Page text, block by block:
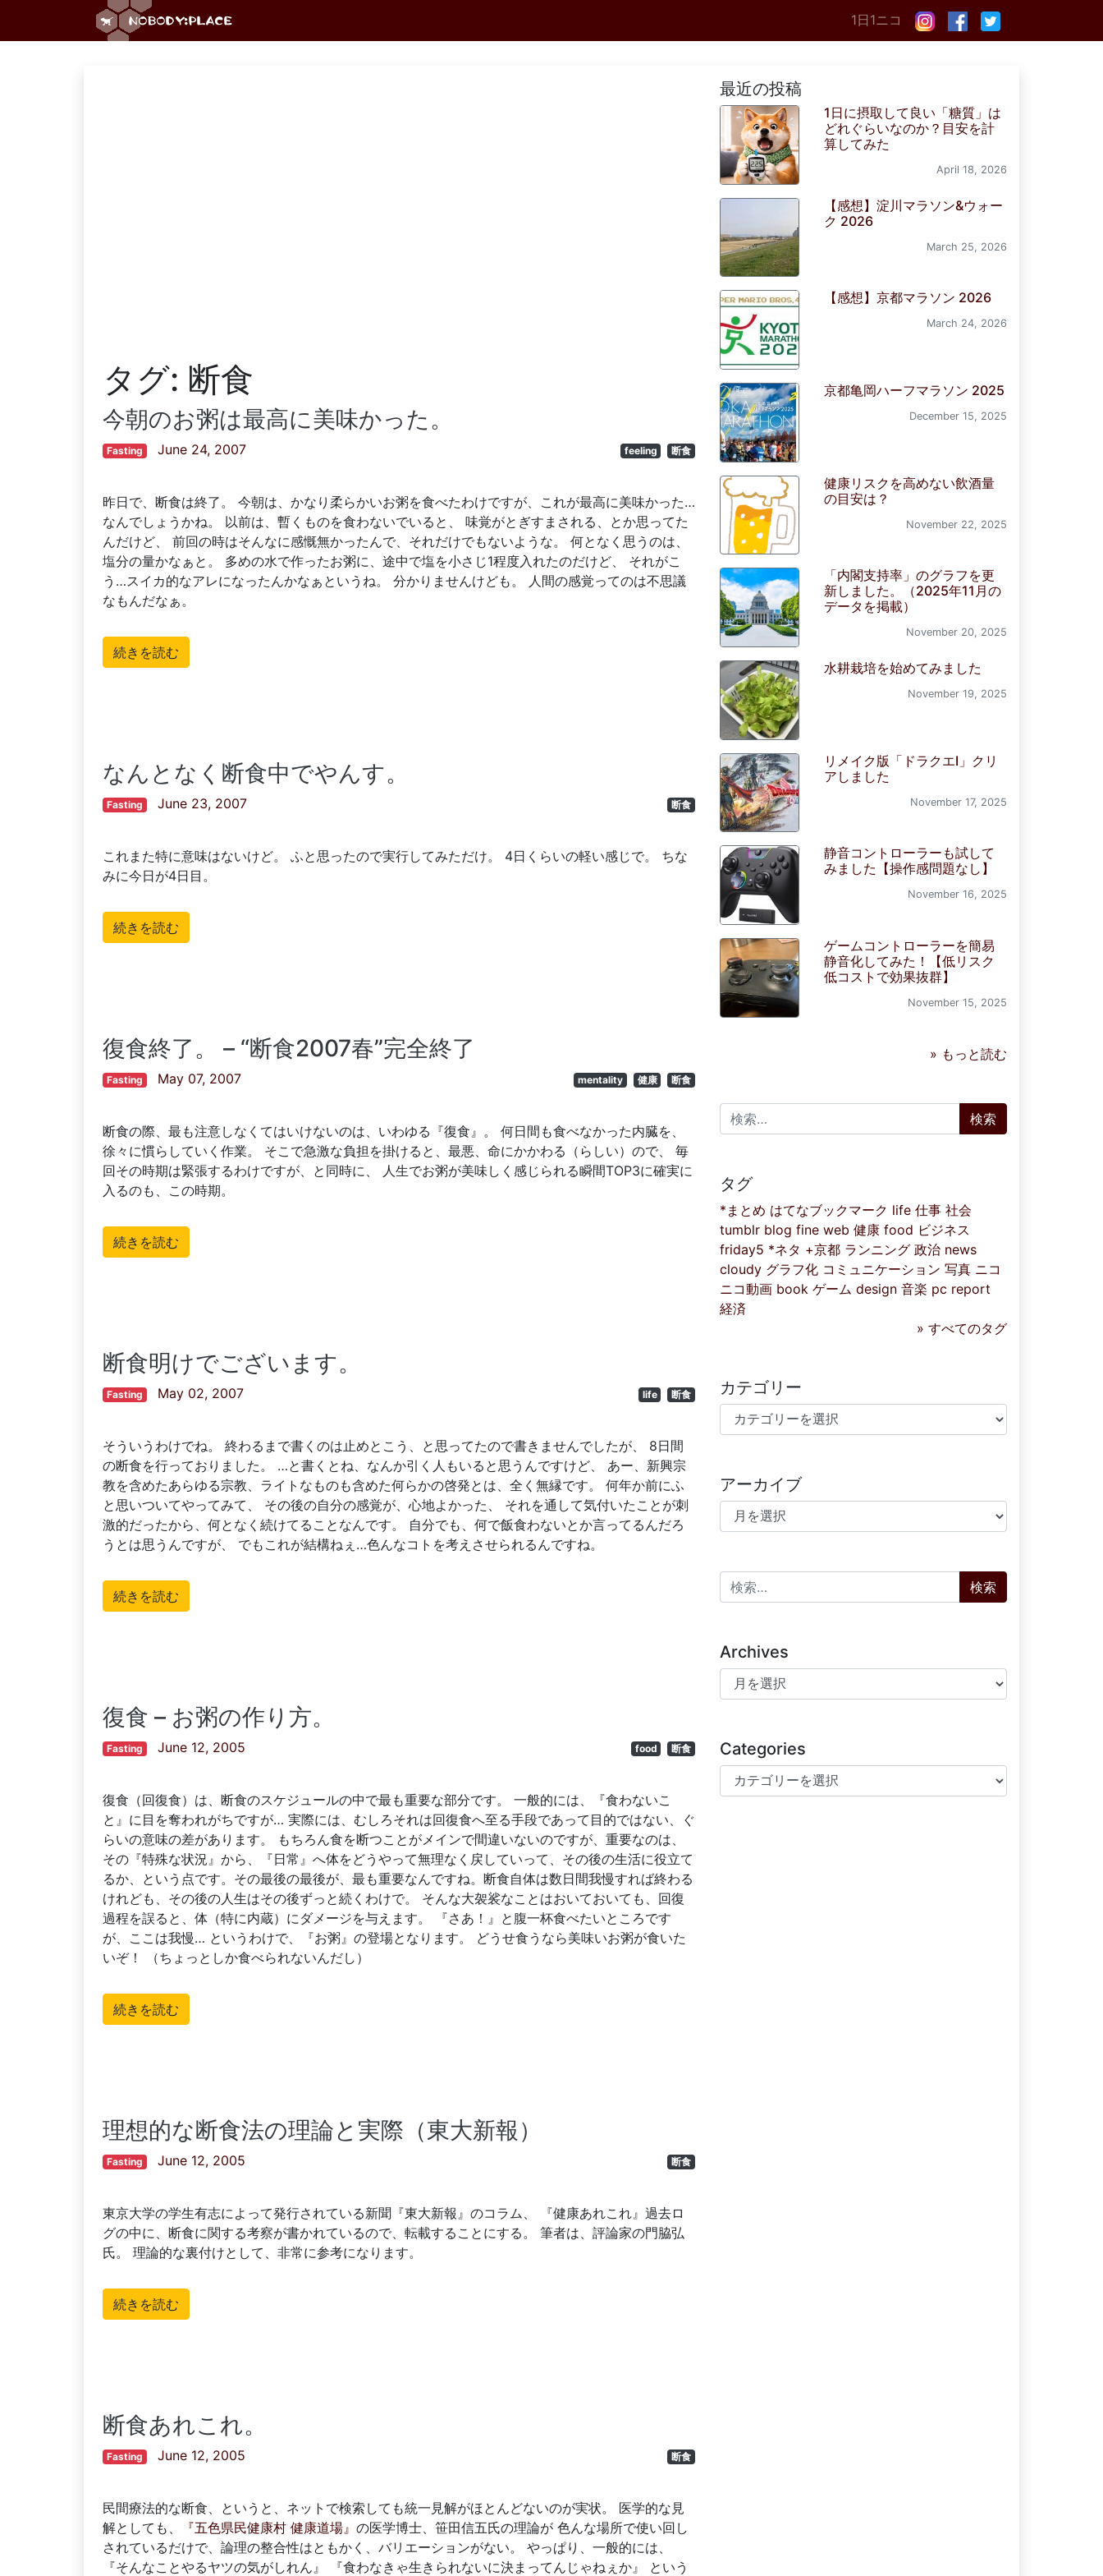
1日1ニコ
タグ: 断食
今朝のお粥は最高に美味かった。
Fasting June 24, 2007 feeling 断食
昨日で、断食は終了。 今朝は、かなり柔らかいお粥を食べたわけですが、これが最高に美味かった…
なんでしょうかね。 以前は、暫くものを食わないでいると、 味覚がとぎすまされる、とか思ってた
んだけど、 前回の時はそんなに感慨無かったんで、それだけでもないような。 何となく思うのは、
塩分の量かなぁと。 多めの水で作ったお粥に、途中で塩を小さじ1程度入れたのだけど、 それがこ
う…スイカ的なアレになったんかなぁというね。 分かりませんけども。 人間の感覚ってのは不思議
なもんだなぁ。
続きを読む
なんとなく断食中でやんす。
Fasting June 23, 2007 断食
これまた特に意味はないけど。 ふと思ったので実行してみただけ。 4日くらいの軽い感じで。 ちな
みに今日が4日目。
続きを読む
復食終了。 – “断食2007春”完全終了
Fasting May 07, 2007 mentality 健康 断食
断食の際、最も注意しなくてはいけないのは、いわゆる『復食』。 何日間も食べなかった内臓を、
徐々に慣らしていく作業。 そこで急激な負担を掛けると、最悪、命にかかわる（らしい）ので、 毎
回その時期は緊張するわけですが、と同時に、 人生でお粥が美味しく感じられる瞬間TOP3に確実に
入るのも、この時期。
続きを読む
断食明けでございます。
Fasting May 02, 2007 life 断食
そういうわけでね。 終わるまで書くのは止めとこう、と思ってたので書きませんでしたが、 8日間
の断食を行っておりました。 …と書くとね、なんか引く人もいると思うんですけど、 あー、新興宗
教を含めたあらゆる宗教、ライトなものも含めた何らかの啓発とは、全く無縁です。 何年か前にふ
と思いついてやってみて、 その後の自分の感覚が、心地よかった、 それを通して気付いたことが刺
激的だったから、何となく続けてることなんです。 自分でも、何で飯食わないとか言ってるんだろ
うとは思うんですが、 でもこれが結構ねぇ…色んなコトを考えさせられるんですね。
続きを読む
復食 – お粥の作り方。
Fasting June 12, 2005 food 断食
復食（回復食）は、断食のスケジュールの中で最も重要な部分です。 一般的には、『食わないこ
と』に目を奪われがちですが… 実際には、むしろそれは回復食へ至る手段であって目的ではない、ぐ
らいの意味の差があります。 もちろん食を断つことがメインで間違いないのですが、重要なのは、
その『特殊な状況』から、『日常』へ体をどうやって無理なく戻していって、その後の生活に役立て
るか、という点です。その最後の最後が、最も重要なんですね。断食自体は数日間我慢すれば終わる
けれども、その後の人生はその後ずっと続くわけで。 そんな大袈裟なことはおいておいても、回復
過程を誤ると、体（特に内蔵）にダメージを与えます。 『さあ！』と腹一杯食べたいところです
が、ここは我慢… というわけで、『お粥』の登場となります。 どうせ食うなら美味いお粥が食いた
いぞ！ （ちょっとしか食べられないんだし）
続きを読む
理想的な断食法の理論と実際（東大新報）
Fasting June 12, 2005 断食
東京大学の学生有志によって発行されている新聞『東大新報』のコラム、 『健康あれこれ』過去ロ
グの中に、断食に関する考察が書かれているので、転載することにする。 筆者は、評論家の門脇弘
氏。 理論的な裏付けとして、非常に参考になります。
続きを読む
断食あれこれ。
Fasting June 12, 2005 断食
民間療法的な断食、というと、ネットで検索しても統一見解がほとんどないのが実状。 医学的な見
解としても、
『五色県民健康村 健康道場』 の医学博士、笹田信五氏の理論が 色んな場所で使い回し
されているだけで、論理の整合性はともかく、バリエーションがない。 やっぱり、一般的には、
『そんなことやるヤツの気がしれん』 『食わなきゃ生きられないに決まってんじゃねぇか』 という
最近の投稿
1日に摂取して良い「糖質」は
どれぐらいなのか？目安を計
算してみた
April 18, 2026
【感想】淀川マラソン&ウォー
ク 2026
March 25, 2026
【感想】京都マラソン 2026
March 24, 2026
京都亀岡ハーフマラソン 2025
December 15, 2025
健康リスクを高めない飲酒量
の目安は？
November 22, 2025
「内閣支持率」のグラフを更
新しました。（2025年11月の
データを掲載）
November 20, 2025
水耕栽培を始めてみました
November 19, 2025
リメイク版「ドラクエI」クリ
アしました
November 17, 2025
静音コントローラーも試して
みました【操作感問題なし】
November 16, 2025
ゲームコントローラーを簡易
静音化してみた！【低リスク
低コストで効果抜群】
November 15, 2025
» もっと読む
検索:
タグ
*まとめ はてなブックマーク life 仕事 社会
tumblr blog fine web 健康 food ビジネス
friday5 *ネタ +京都 ランニング 政治 news
cloudy グラフ化 コミュニケーション 写真 ニコ
ニコ動画 book ゲーム design 音楽 pc report
経済
» すべてのタグ
カテゴリー
カテゴリー
アーカイブ
アーカイブ
検索:
Archives
Archives
Categories
Categories